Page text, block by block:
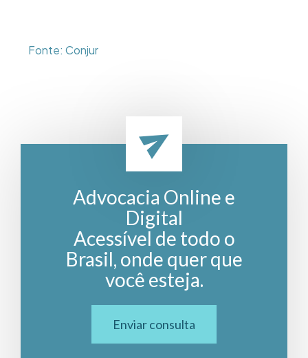
Fonte: Conjur
Advocacia Online e
Digital
Acessível de todo o
Brasil, onde quer que
você esteja.
Enviar consulta